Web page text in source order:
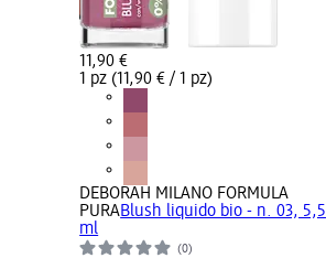
11,90 €
1 pz (11,90 € / 1 pz)
DEBORAH MILANO FORMULA
PURABlush liquido bio - n. 03, 5,5
ml
(0)